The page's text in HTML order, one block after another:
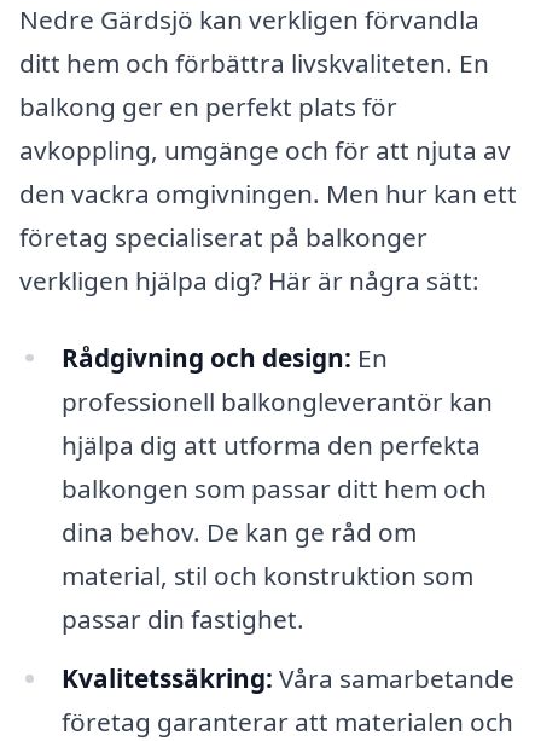
Nedre Gärdsjö kan verkligen förvandla
ditt hem och förbättra livskvaliteten. En
balkong ger en perfekt plats för
avkoppling, umgänge och för att njuta av
den vackra omgivningen. Men hur kan ett
företag specialiserat på balkonger
verkligen hjälpa dig? Här är några sätt:
Rådgivning och design: En
professionell balkongleverantör kan
hjälpa dig att utforma den perfekta
balkongen som passar ditt hem och
dina behov. De kan ge råd om
material, stil och konstruktion som
passar din fastighet.
Kvalitetssäkring: Våra samarbetande
företag garanterar att materialen och